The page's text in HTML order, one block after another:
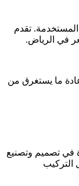
تقدم
في الرياض.
ما يستغرق من
في تصميم وتصنيع
التركيب